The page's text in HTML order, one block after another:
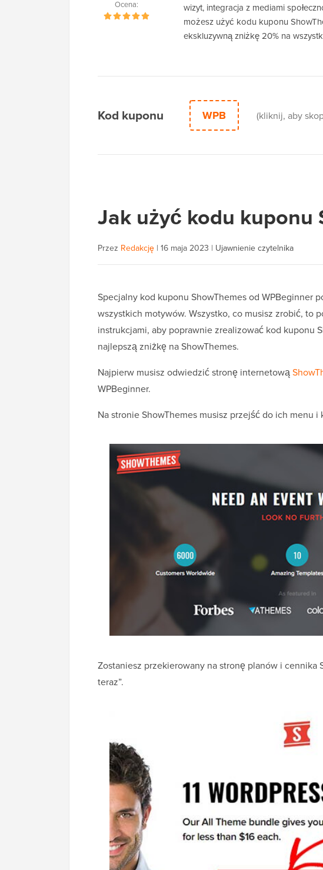
Ocena:
wizyt, integracja z mediami
możesz użyć kodu kuponu
ekskluzywną zniżkę 20% na
Kod kuponu WPB (kliknij, aby
Jak użyć kodu kuponu
Przez Redakcję | 16 maja 2023 | Ujawnienie czytelnika
Specjalny kod kuponu ShowThemes od WPBeginner
wszystkich motywów. Wszystko, co musisz zrobić, to
instrukcjami, aby poprawnie zrealizować kod kuponu
najlepszą zniżkę na ShowThemes.
Najpierw musisz odwiedzić stronę internetową
WPBeginner.
Na stronie ShowThemes musisz przejść do ich menu i
Zostaniesz przekierowany na stronę planów i cennika
teraz”.